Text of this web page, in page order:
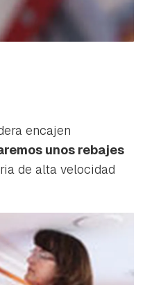
encajen
unos rebajes
de alta velocidad